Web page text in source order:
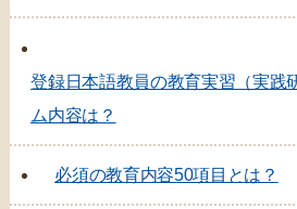
登録日本語教員の教育実習（実践
ム内容は？
必須の教育内容50項目とは？